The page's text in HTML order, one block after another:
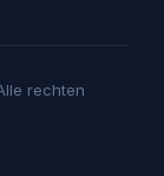
rechten